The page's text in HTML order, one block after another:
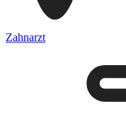
Zahnarzt